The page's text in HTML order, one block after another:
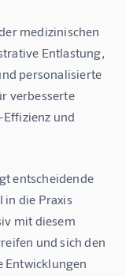
medizinischen
Entlastung,
personalisierte
verbesserte
und
entscheidende
in die Praxis
mit diesem
und sich den
Entwicklungen